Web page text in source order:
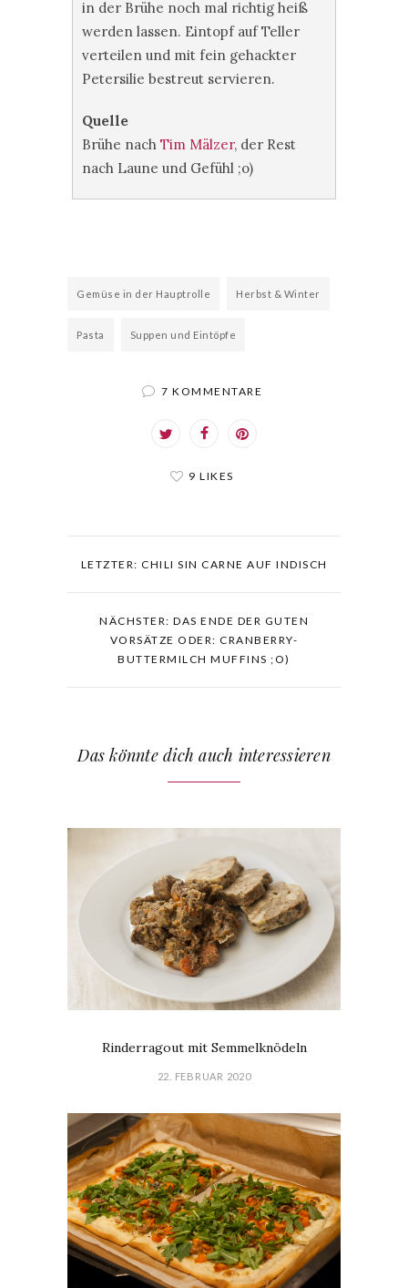
in der Brühe noch mal richtig heiß
werden lassen. Eintopf auf Teller
verteilen und mit fein gehackter
Petersilie bestreut servieren.
Quelle
Brühe nach Tim Mälzer, der Rest
nach Laune und Gefühl ;o)
Gemüse in der Hauptrolle Herbst & Winter
Pasta Suppen und Eintöpfe
7 KOMMENTARE
9 LIKES
LETZTER: CHILI SIN CARNE AUF INDISCH
NÄCHSTER: DAS ENDE DER GUTEN
VORSÄTZE ODER: CRANBERRY-
BUTTERMILCH MUFFINS ;O)
Das könnte dich auch interessieren
Rinderragout mit Semmelknödeln
22. FEBRUAR 2020